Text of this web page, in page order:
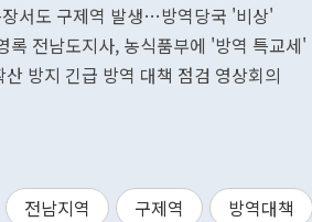
서도 구제역 발생…방역당국 '비상'
록 전남도지사, 농식품부에 '방역 특교세'
방지 긴급 방역 대책 점검 영상회의
전남지역 구제역 방역대책